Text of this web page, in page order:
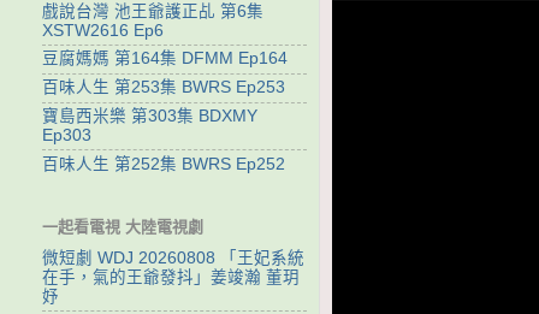
戲說台灣 池王爺護正乩 第6集
XSTW2616 Ep6
豆腐媽媽 第164集 DFMM Ep164
百味人生 第253集 BWRS Ep253
寶島西米樂 第303集 BDXMY
Ep303
百味人生 第252集 BWRS Ep252
一起看電視 大陸電視劇
微短劇 WDJ 20260808 「王妃系統
在手，氣的王爺發抖」姜竣瀚 董玥
妤